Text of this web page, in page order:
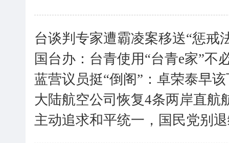
台谈判专家遭霸凌案移送“惩戒
国台办：台青使用“台青e家”不
蓝营议员挺“倒阁”：卓荣泰早
大陆航空公司恢复4条两岸直航
主动追求和平统一，国民党别